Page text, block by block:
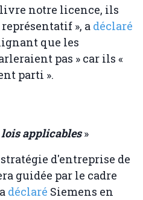
notre licence, ils
», a déclaré
que les
pas » car ils «
parti ».
lois applicables»
d'entreprise de
guidée par le cadre
déclaré Siemens en